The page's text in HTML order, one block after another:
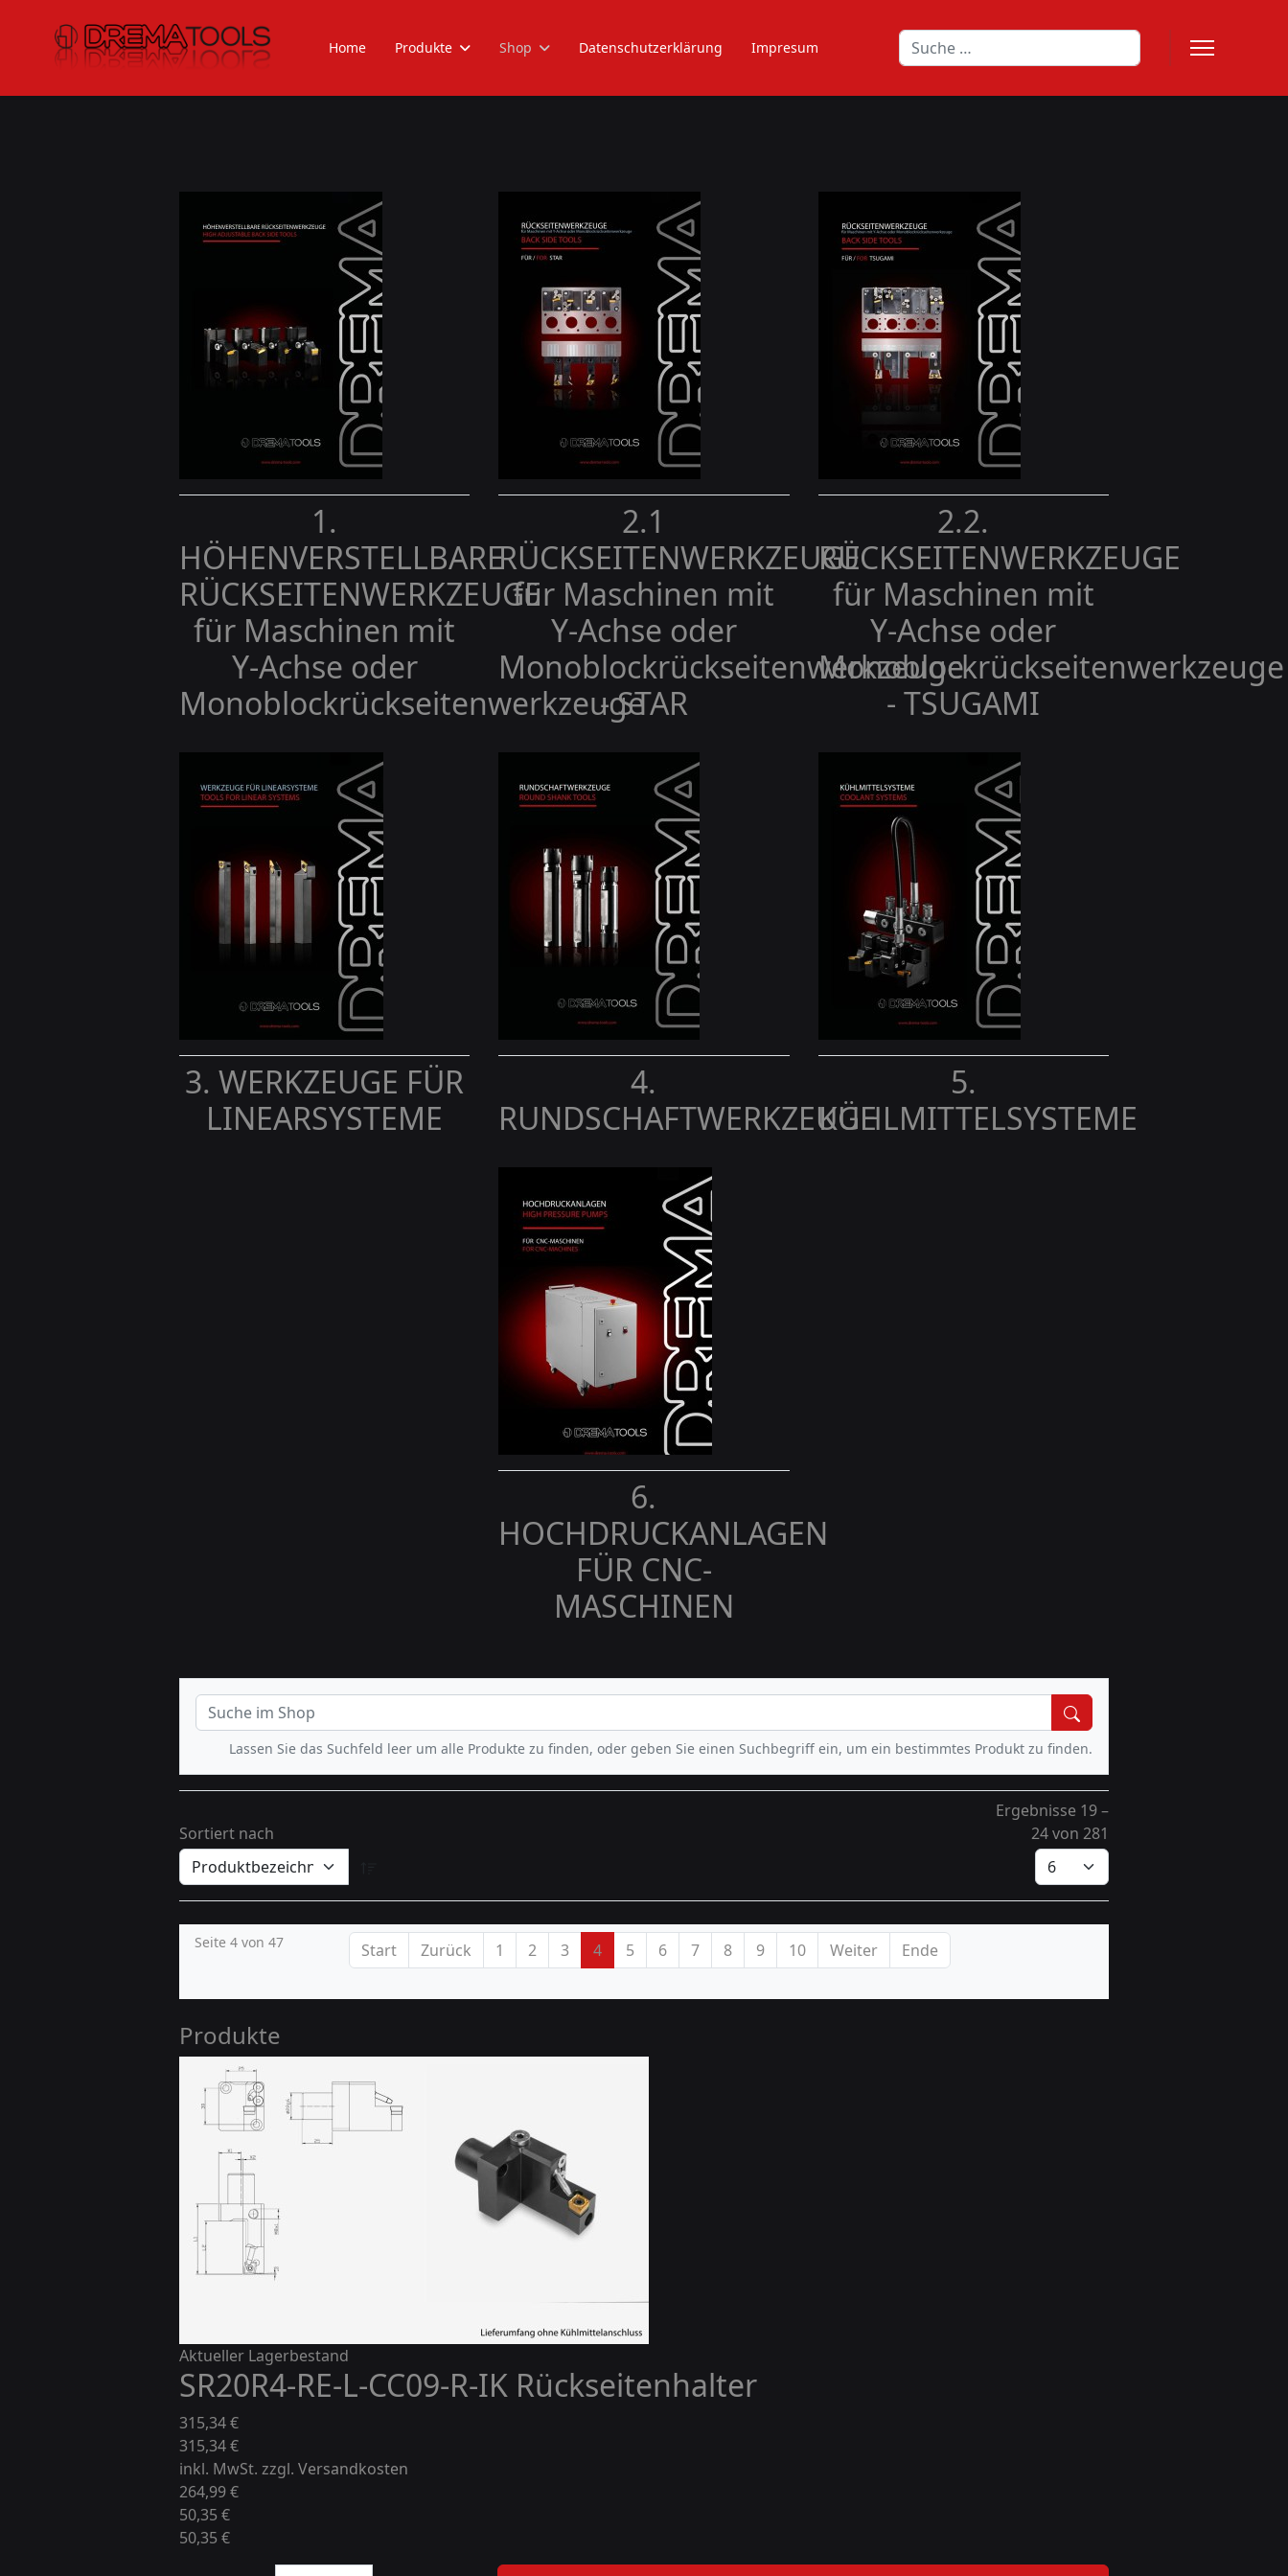
Home Produkte Shop Datenschutzerklärung Impresum Suchen
1.
HÖHENVERSTELLBARE
RÜCKSEITENWERKZEUGE
für Maschinen mit
Y-Achse oder
Monoblockrückseitenwerkzeuge
2.1
RÜCKSEITENWERKZEUGE
für Maschinen mit
Y-Achse oder
Monoblockrückseitenwerkzeuge
- STAR
2.2.
RÜCKSEITENWERKZEUGE
für Maschinen mit
Y-Achse oder
Monoblockrückseitenwerkzeuge
- TSUGAMI
3. WERKZEUGE FÜR
LINEARSYSTEME
4.
RUNDSCHAFTWERKZEUGE
5.
KÜHLMITTELSYSTEME
6.
HOCHDRUCKANLAGEN
FÜR CNC-
MASCHINEN
Lassen Sie das Suchfeld leer um alle Produkte zu finden, oder geben Sie einen Suchbegriff ein, um ein bestimmtes Produkt zu finden.
Sortiert nach
Ergebnisse 19 –
24 von 281
Seite 4 von 47 Start Zurück 1 2 3 4 5 6 7 8 9 10 Weiter Ende
Produkte
Aktueller Lagerbestand
SR20R4-RE-L-CC09-R-IK Rückseitenhalter
315,34 €
315,34 €
inkl. MwSt. zzgl. Versandkosten
264,99 €
50,35 €
50,35 €